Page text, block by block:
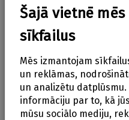
Padara jūsu ratiņus
Viegli piestiprināms
Pieejams vairākās
pieprasījuma)
Ventilējamie caurumi
ar fuksīnu)
Šajā vietnē
sīkfailus
Mēs izmantojam
un reklāmas,
un analizētu
informāciju par to, kā
mūsu sociālo mediju,